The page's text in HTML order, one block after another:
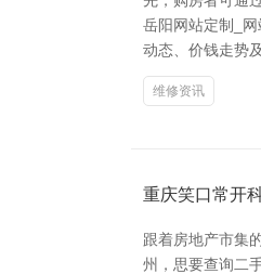
岳阳网站定制_
动态、价钱走势
维修资讯
重庆笑口常开
跟着房地产市集
州，思要查询二